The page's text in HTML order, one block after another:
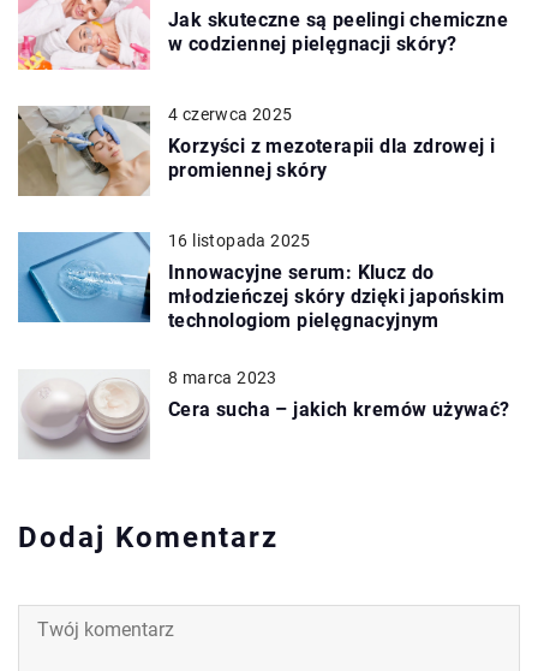
Jak skuteczne są peelingi chemiczne
w codziennej pielęgnacji skóry?
4 czerwca 2025
Korzyści z mezoterapii dla zdrowej i
promiennej skóry
16 listopada 2025
Innowacyjne serum: Klucz do
młodzieńczej skóry dzięki japońskim
technologiom pielęgnacyjnym
8 marca 2023
Cera sucha – jakich kremów używać?
Dodaj Komentarz